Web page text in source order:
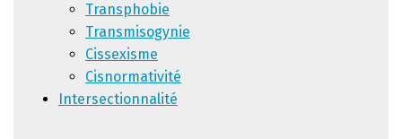
Transphobie
Transmisogynie
Cissexisme
Cisnormativité
Intersectionnalité